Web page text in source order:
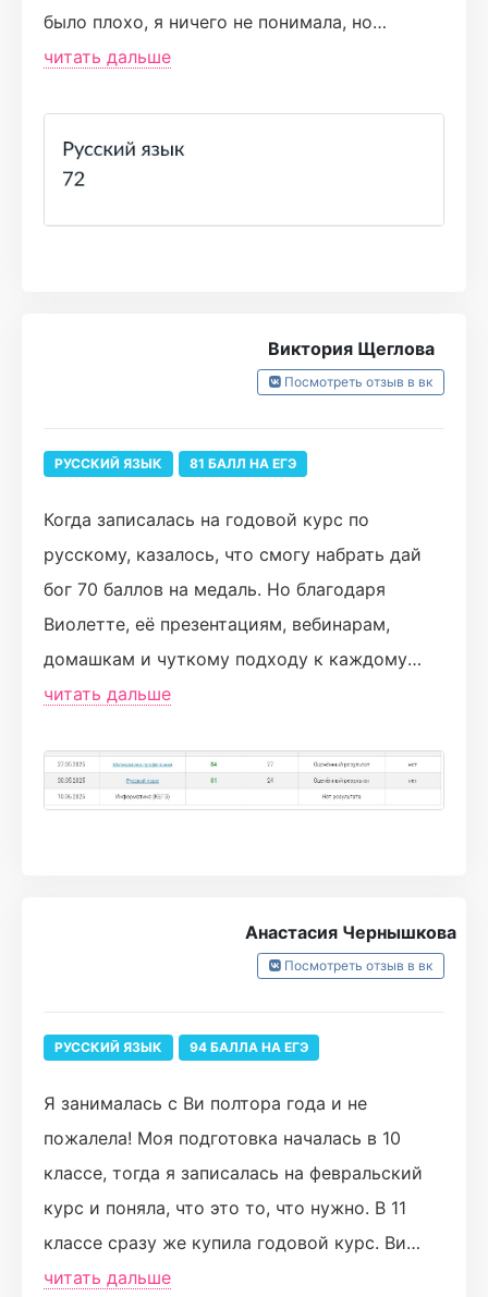
было плохо, я ничего не понимала, но
Виолетта смогла это исправить! Она
тоже очень хорошие, разбирали со мной 15
я получила за него свой балл 🥳) Русский я
из всех предметов, что-то
спокойно написать на 90+. Вообщем я очень
советую Турбо, это самая лучшая онлайн
читать дальше
Виктория Щеглова
Посмотреть отзыв в вк
РУССКИЙ ЯЗЫК 81 БАЛЛ НА ЕГЭ
Когда записалась на годовой курс по
русскому, казалось, что смогу набрать дай
бог 70 баллов на медаль. Но благодаря
Виолетте, её презентациям, вебинарам,
домашкам и чуткому подходу к каждому
выпускнику, смогла набрать даже больше,
всегда приятная и веселая, отдельное
спасибо хочу сказать за тайм-коды, которые
сочинения, так как каждая ошибка
разбиралась отдельно. Если было непонятно,
глубже разобраться в теме. Считаю, что 81
Спасибо большое Виолетте!!! Турбо всегда
будет в сердце❤❤❤
читать дальше
Анастасия Чернышкова
Посмотреть отзыв в вк
РУССКИЙ ЯЗЫК 94 БАЛЛА НА ЕГЭ
Я занималась с Ви полтора года и не
пожалела! Моя подготовка началась в 10
классе, тогда я записалась на февральский
курс и поняла, что это то, что нужно. В 11
классе сразу же купила годовой курс. Ви
чётко объясняла все правила, давала много
читать дальше